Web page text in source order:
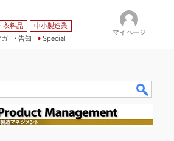
衣料品
中小製造業
ガ
告知 Special
マイページ